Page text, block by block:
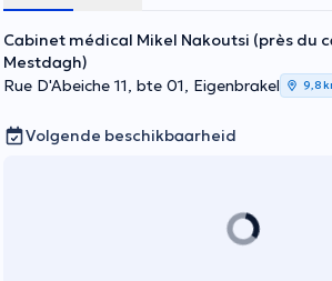
Cabinet médical Mikel Nakoutsi (près du
Mestdagh)
Rue D'Abeiche 11, bte 01, Eigenbrakel
9,8
Volgende beschikbaarheid